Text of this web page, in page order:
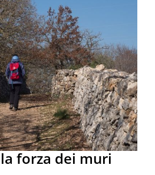
forza dei muri